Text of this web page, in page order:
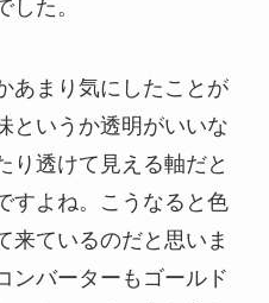
した。
あまり気にしたことが
というか透明がいいな
り透けて見える軸だと
すよね。こうなると色
来ているのだと思いま
ンバーターもゴールド